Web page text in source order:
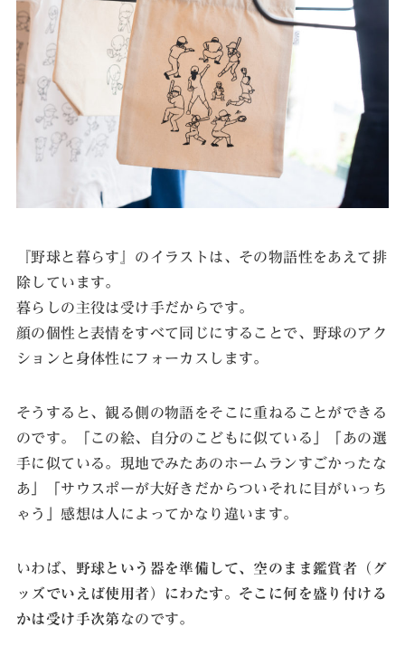
『野球と暮らす』のイラストは、その物語性をあえて排
除しています。
暮らしの主役は受け手だからです。
顔の個性と表情をすべて同じにすることで、野球のアク
ションと身体性にフォーカスします。
そうすると、観る側の物語をそこに重ねることができる
のです。「この絵、自分のこどもに似ている」「あの選
手に似ている。現地でみたあのホームランすごかったな
あ」「サウスポーが大好きだからついそれに目がいっち
ゃう」感想は人によってかなり違います。
いわば、 野球という器を準備して、空のまま鑑賞者（グ
ッズでいえば使用者）にわたす。そこに何を盛り付ける
かは受け手次第 なのです。